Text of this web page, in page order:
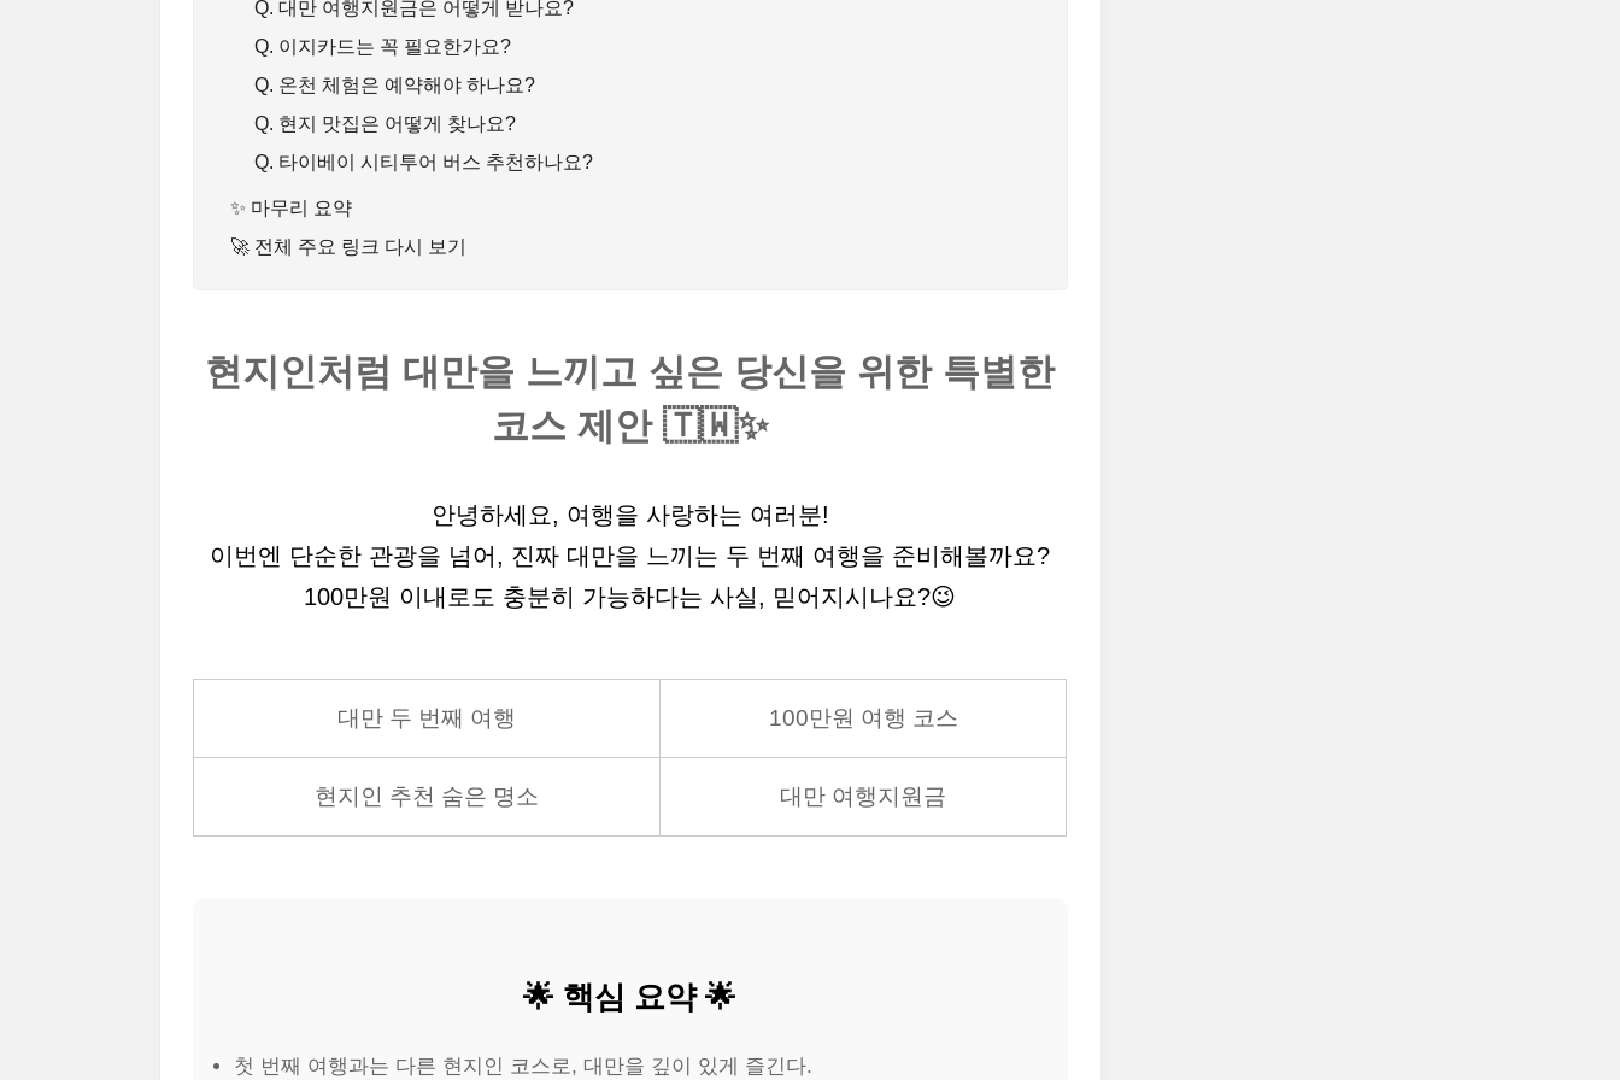
Q. 대만 여행지원금은 어떻게 받나요?
Q. 이지카드는 꼭 필요한가요?
Q. 온천 체험은 예약해야 하나요?
Q. 현지 맛집은 어떻게 찾나요?
Q. 타이베이 시티투어 버스 추천하나요?
✨ 마무리 요약
🚀 전체 주요 링크 다시 보기
현지인처럼 대만을 느끼고 싶은 당신을 위한 특별한
코스 제안 🇹🇼✨
안녕하세요, 여행을 사랑하는 여러분!
이번엔 단순한 관광을 넘어, 진짜 대만을 느끼는 두 번째 여행을 준비해볼까요?
100만원 이내로도 충분히 가능하다는 사실, 믿어지시나요?😉
대만 두 번째 여행 100만원 여행 코스
현지인 추천 숨은 명소 대만 여행지원금
🌟 핵심 요약 🌟
첫 번째 여행과는 다른 현지인 코스로, 대만을 깊이 있게 즐긴다.